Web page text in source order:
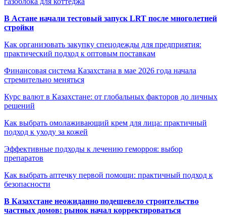
В Астане начали тестовый запуск LRT после многолетней
стройки
Как организовать закупку спецодежды для предприятия:
практический подход к оптовым поставкам
Финансовая система Казахстана в мае 2026 года начала
стремительно меняться
Курс валют в Казахстане: от глобальных факторов до личных
решений
Как выбрать омолаживающий крем для лица: практичный
подход к уходу за кожей
Эффективные подходы к лечению геморроя: выбор
препаратов
Как выбрать аптечку первой помощи: практичный подход к
безопасности
В Казахстане неожиданно подешевело строительство
частных домов: рынок начал корректироваться